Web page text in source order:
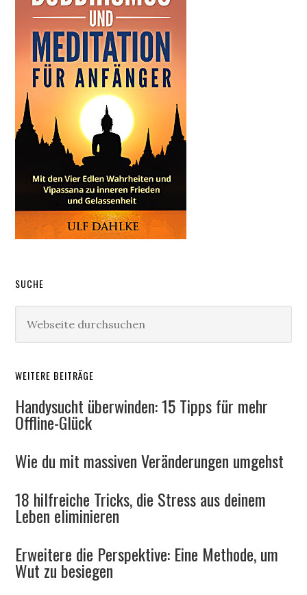
SUCHE
WEITERE BEITRÄGE
Handysucht überwinden: 15 Tipps für mehr
Offline-Glück
Wie du mit massiven Veränderungen umgehst
18 hilfreiche Tricks, die Stress aus deinem
Leben eliminieren
Erweitere die Perspektive: Eine Methode, um
Wut zu besiegen